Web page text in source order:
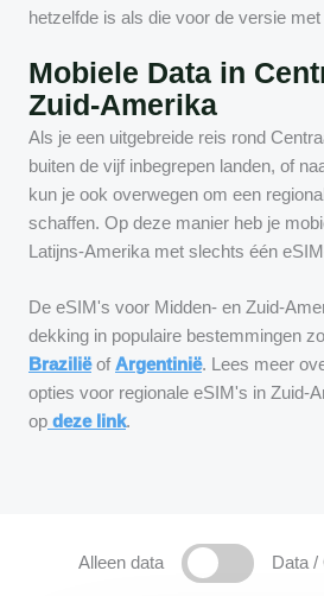
hetzelfde is als die voor de versie
Mobiele Data in
Zuid-Amerika
Als je een uitgebreide reis rond
buiten de vijf inbegrepen landen, of
kun je ook overwegen om een
schaffen. Op deze manier heb je
Latijns-Amerika met slechts één
De eSIM's voor Midden- en Zuid-
dekking in populaire bestemmingen
Braziliëof Argentinië. Lees meer
opties voor regionale eSIM's in Zuid-
op deze link.
Alleen data Data /